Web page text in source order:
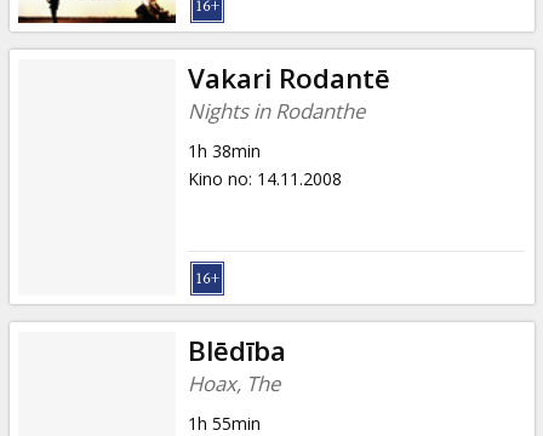
Vakari Rodantē
Nights in Rodanthe
1h 38min
Kino no: 14.11.2008
Blēdība
Hoax, The
1h 55min